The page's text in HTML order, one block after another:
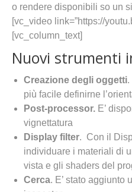
o rendere disponibili so un
[vc_video link=”https://
[vc_column_text]
Nuovi strumenti
Creazione degli oggetti.
più facile definirne
Post-processor. E’
vignettatura
Display filter. Con il
individuare i materiali di
vista e gli shaders del
Cerca. E’ stato aggiunto